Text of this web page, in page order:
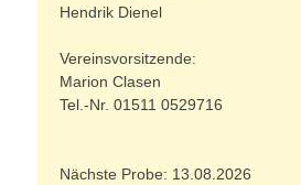
Hendrik Dienel
Vereinsvorsitzende:
Marion Clasen
Tel.-Nr. 01511 0529716
Nächste Probe: 13.08.2026